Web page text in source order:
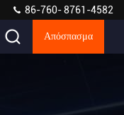
86-760- 8761-4582
Απόσπασμα